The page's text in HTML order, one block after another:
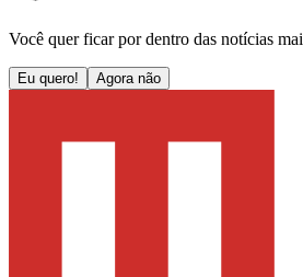
Você quer ficar por dentro das notícias
Eu quero! Agora não